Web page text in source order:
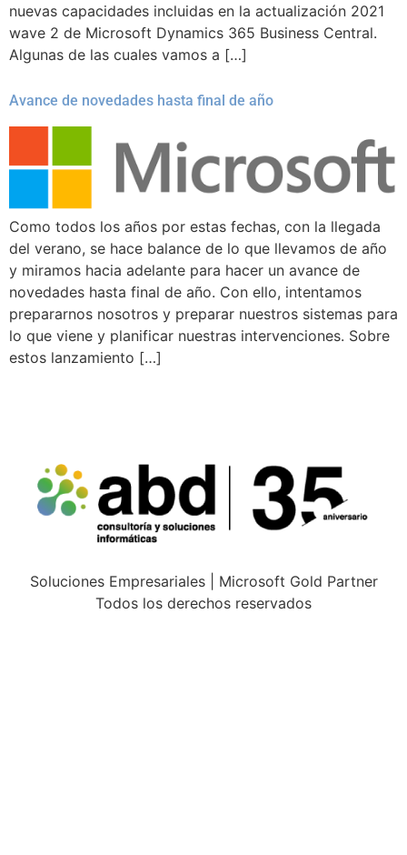
nuevas capacidades incluidas en la actualización 2021
wave 2 de Microsoft Dynamics 365 Business Central.
Algunas de las cuales vamos a […]
Avance de novedades hasta final de año
Como todos los años por estas fechas, con la llegada
del verano, se hace balance de lo que llevamos de año
y miramos hacia adelante para hacer un avance de
novedades hasta final de año. Con ello, intentamos
prepararnos nosotros y preparar nuestros sistemas para
lo que viene y planificar nuestras intervenciones. Sobre
estos lanzamiento […]
Soluciones Empresariales | Microsoft Gold Partner
Todos los derechos reservados